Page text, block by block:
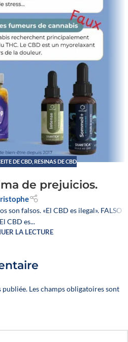
DE CBD, RESINAS DE CBD
de prejuicios.
son falsos. «El CBD es ilegal». FALSO
CBD es...
LA LECTURE
publiée. Les champs obligatoires sont